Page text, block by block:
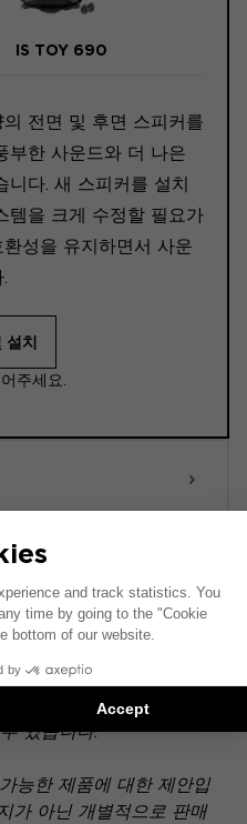
IS TOY 690
전면 및 후면 스피커를
부한 사운드와 더 나은
다. 새 스피커를 설치
템을 크게 수정할 필요가
성을 유지하면서 사운
설치
주세요.
량에 특정 하이파이 옵션
에 표시된 구성 요소의 위
있습니다.
능한 제품에 대한 제안입
가 아닌 개별적으로 판매